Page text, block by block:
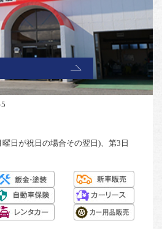
日が祝日の場合その翌日)、第3日